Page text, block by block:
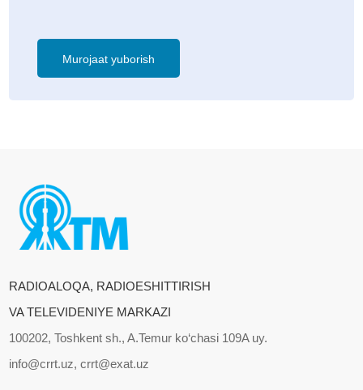
Murojaat yuborish
RADIOALOQA, RADIOESHITTIRISH
VA TELEVIDENIYE MARKAZI
100202, Toshkent sh., A.Temur ko‘chasi 109A uy.
info@crrt.uz, crrt@exat.uz